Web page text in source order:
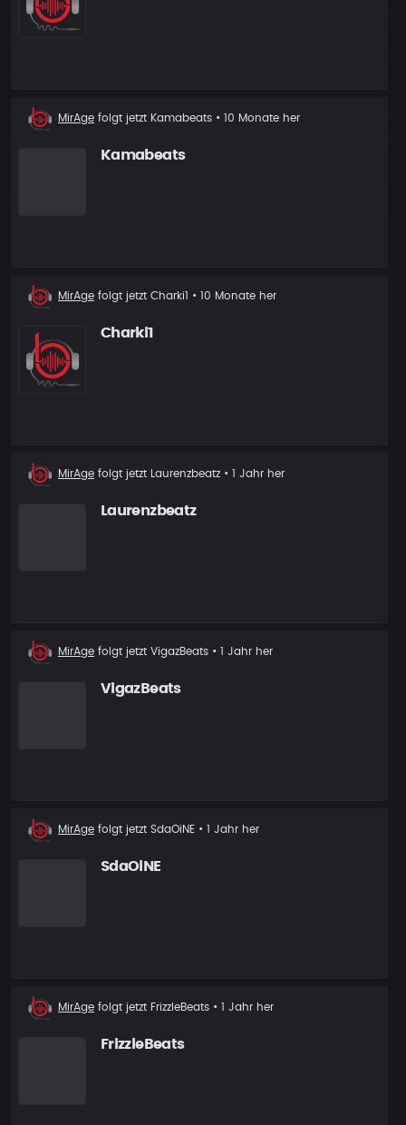
Neuer
Follower
MirAge folgt jetzt Kamabeats • 10 Monate her
Kamabeats
Neuer
Follower
MirAge folgt jetzt Charki1 • 10 Monate her
Charki1
Neuer
Follower
MirAge folgt jetzt Laurenzbeatz • 1 Jahr her
Laurenzbeatz
Neuer
Follower
MirAge folgt jetzt VigazBeats • 1 Jahr her
VigazBeats
Neuer
Follower
MirAge folgt jetzt SdaOiNE • 1 Jahr her
SdaOiNE
Neuer
Follower
MirAge folgt jetzt FrizzleBeats • 1 Jahr her
FrizzleBeats